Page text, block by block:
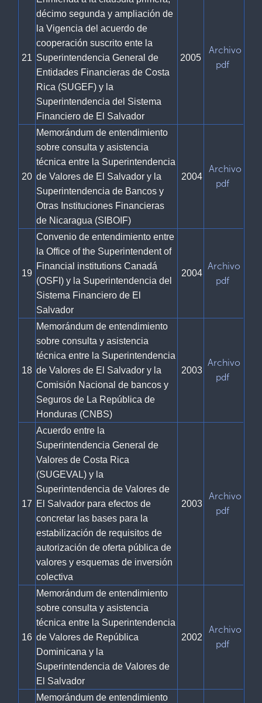
21
décimo segunda y ampliación de
la Vigencia del acuerdo de
cooperación suscrito ente la
Superintendencia General de
Entidades Financieras de Costa
Rica (SUGEF) y la
Superintendencia del Sistema
Financiero de El Salvador
2005
Archivo
pdf
20
Memorándum de entendimiento
sobre consulta y asistencia
técnica entre la Superintendencia
de Valores de El Salvador y la
Superintendencia de Bancos y
Otras Instituciones Financieras
de Nicaragua (SIBOIF)
2004
Archivo
pdf
19
Convenio de entendimiento entre
la Office of the Superintendent of
Financial institutions Canadá
(OSFI) y la Superintendencia del
Sistema Financiero de El
Salvador
2004
Archivo
pdf
18
Memorándum de entendimiento
sobre consulta y asistencia
técnica entre la Superintendencia
de Valores de El Salvador y la
Comisión Nacional de bancos y
Seguros de La República de
Honduras (CNBS)
2003
Archivo
pdf
17
Acuerdo entre la
Superintendencia General de
Valores de Costa Rica
(SUGEVAL) y la
Superintendencia de Valores de
El Salvador para efectos de
concretar las bases para la
estabilización de requisitos de
autorización de oferta pública de
valores y esquemas de inversión
colectiva
2003
Archivo
pdf
16
Memorándum de entendimiento
sobre consulta y asistencia
técnica entre la Superintendencia
de Valores de República
Dominicana y la
Superintendencia de Valores de
El Salvador
2002
Archivo
pdf
Memorándum de entendimiento